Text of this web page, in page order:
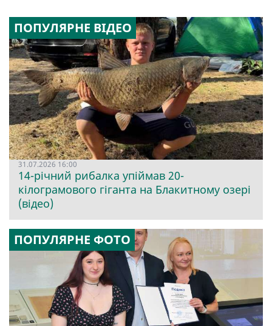
ПОПУЛЯРНЕ ВІДЕО
31.07.2026 16:00
14-річний рибалка упіймав 20-
кілограмового гіганта на Блакитному озері
(відео)
ПОПУЛЯРНЕ ФОТО